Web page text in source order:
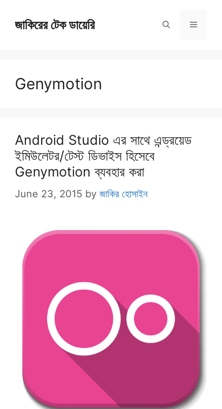
জাকিরের টেক ডায়েরি Menu
Genymotion
Android Studio এর সাথে এন্ড্রয়েড
ইমিউলেটর/টেস্ট ডিভাইস হিসেবে
Genymotion ব্যবহার করা
June 23, 2015 by জাকির হোসাইন